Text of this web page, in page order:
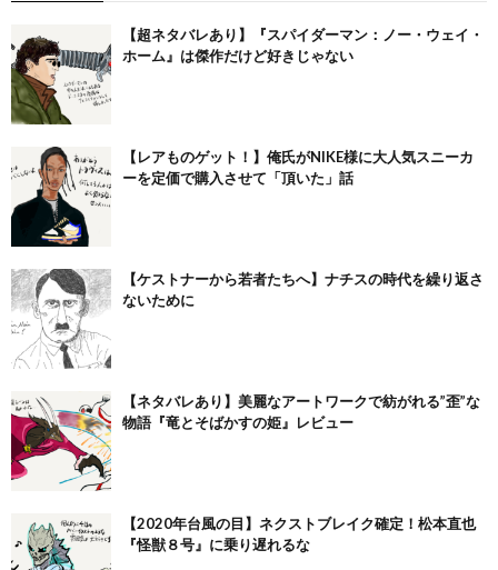
【超ネタバレあり】『スパイダーマン：ノー・ウェイ・
ホーム』は傑作だけど好きじゃない
【レアものゲット！】俺氏がNIKE様に大人気スニーカ
ーを定価で購入させて「頂いた」話
【ケストナーから若者たちへ】ナチスの時代を繰り返さ
ないために
【ネタバレあり】美麗なアートワークで紡がれる”歪”な
物語『竜とそばかすの姫』レビュー
【2020年台風の目】ネクストブレイク確定！松本直也
『怪獣８号』に乗り遅れるな